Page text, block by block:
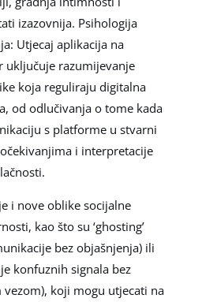
izazovnija. Psihologija
Utjecaj aplikacija na
uključuje razumijevanje
koja reguliraju digitalna
od odlučivanja o tome kada
s platforme u stvarni
i interpretacije
i nove oblike socijalne
kao što su ‘ghosting’
bez objašnjenja) ili
konfuznih signala bez
koji mogu utjecati na